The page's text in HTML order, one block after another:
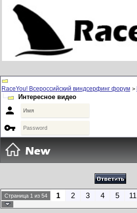
RaceYou! Всероссийский виндсерфинг форум >
Интересное видео


Страница 1 из 54 1 2 3 4 5 11